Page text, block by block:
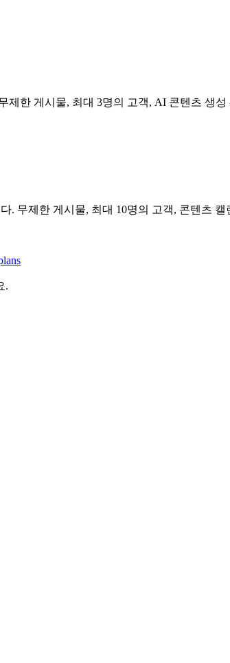
한 게시물, 최대 3명의 고객, AI 콘텐츠 생
무제한 게시물, 최대 10명의 고객, 콘텐츠
.